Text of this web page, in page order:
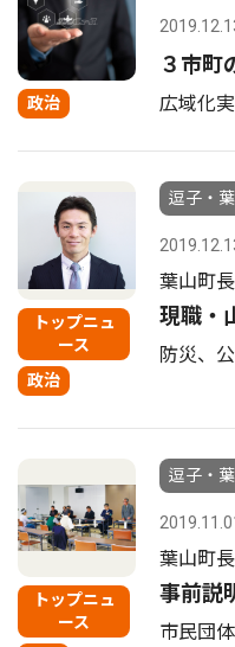
政治
３市町
広域化
トップニュ
ース
政治
逗子・
葉山町
現職・
防災、
トップニュ
ース
逗子・
葉山町
事前説
市民団